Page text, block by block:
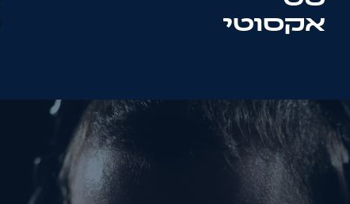
אקסוטי